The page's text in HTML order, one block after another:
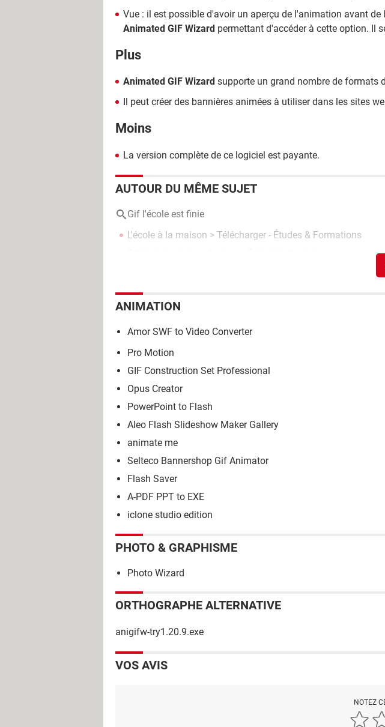
Vue : il est possible d'avoir un aperçu de l'animation avant de
Animated GIF Wizard permettant d'accéder à cette option. Il
Plus
Animated GIF Wizard supporte un grand nombre de formats
Il peut créer des bannières animées à utiliser dans les sites
Moins
La version complète de ce logiciel est payante.
AUTOUR DU MÊME SUJET
Gif l'école est finie
L'école à la maison > Télécharger - Études & Formations
ANIMATION
Amor SWF to Video Converter
Pro Motion
GIF Construction Set Professional
Opus Creator
PowerPoint to Flash
Aleo Flash Slideshow Maker Gallery
animate me
Selteco Bannershop Gif Animator
Flash Saver
A-PDF PPT to EXE
iclone studio edition
PHOTO & GRAPHISME
Photo Wizard
ORTHOGRAPHE ALTERNATIVE
anigifw-try1.20.9.exe
VOS AVIS
NOTEZ